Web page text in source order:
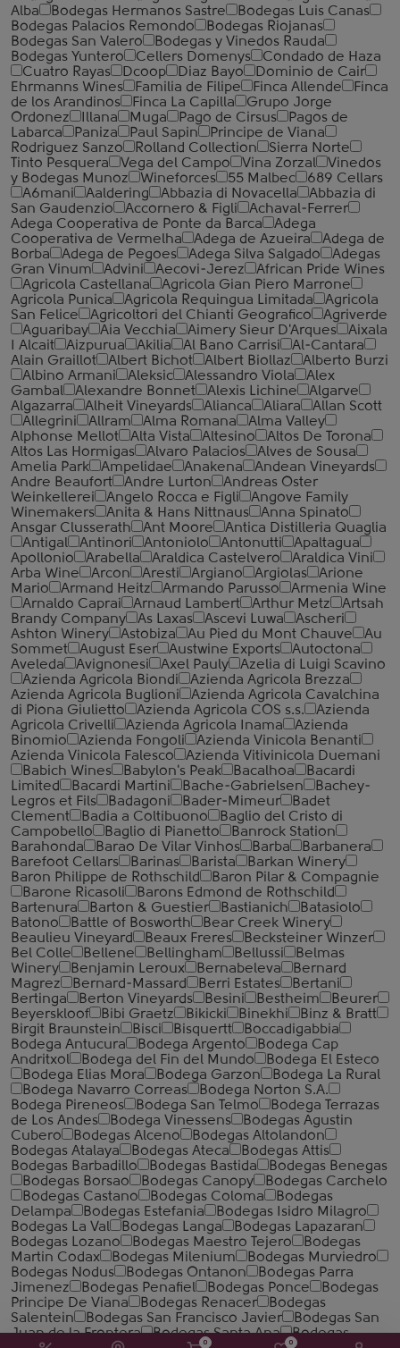
0 0
Alba
Bodegas Hermanos Sastre
Bodegas Luis Canas
Bodegas Palacios Remondo
Bodegas Riojanas
Bodegas San Valero
Bodegas y Vinedos Rauda
Bodegas Yuntero
Cellers Domenys
Condado de Haza
Cuatro Rayas
Dcoop Diaz Bayo
Dominio de Cair
Ehrmanns Wines
Familia de Filipe Finca Allende
Finca
de los Arandinos
Finca La Capilla
Grupo Jorge
Ordonez
Illana Muga Pago de Cirsus
Pagos de
Labarca
Paniza Paul Sapin
Principe de Viana
Rodriguez Sanzo
Rolland Collection
Sierra Norte
Tinto Pesquera
Vega del Campo Vina Zorzal
Vinedos
y Bodegas Munoz
Wineforces 55 Malbec
689 Cellars
A6mani
Aaldering Abbazia di Novacella
Abbazia di
San Gaudenzio
Accornero & Figli
Achaval-Ferrer
Adega Cooperativa de Ponte da Barca
Adega
Cooperativa de Vermelha
Adega de Azueira
Adega de
Borba
Adega de Pegoes Adega Silva Salgado
Adegas
Gran Vinum
Advini Aecovi-Jerez
African Pride Wines
Agricola Castellana
Agricola Gian Piero Marrone
Agricola Punica
Agricola Requingua Limitada
Agricola
San Felice
Agricoltori del Chianti Geografico
Agriverde
Aguaribay
Aia Vecchia Aimery Sieur D'Arques
Aixala
I Alcait
Aizpurua Akilia Al Bano Carrisi
Al-Cantara
Alain Graillot
Albert Bichot Albert Biollaz
Alberto Burzi
Albino Armani
Aleksic Alessandro Viola
Alex
Gambal
Alexandre Bonnet Alexis Lichine
Algarve
Algazarra
Alheit Vineyards Alianca Aliara
Allan Scott
Allegrini
Allram Alma Romana
Alma Valley
Alphonse Mellot
Alta Vista Altesino
Altos De Torona
Altos Las Hormigas
Alvaro Palacios
Alves de Sousa
Amelia Park
Ampelidae Anakena
Andean Vineyards
Andre Beaufort
Andre Lurton
Andreas Oster
Weinkellerei
Angelo Rocca е Figli
Angove Family
Winemakers
Anita & Hans Nittnaus
Anna Spinato
Ansgar Clusserath
Ant Moore
Antica Distilleria Quaglia
Antigal
Antinori Antoniolo Antonutti
Apaltagua
Apollonio
Arabella Araldica Castelvero
Araldica Vini
Arba Wine
Arcon Aresti Argiano Argiolas
Arione
Mario
Armand Heitz Armando Parusso
Armenia Wine
Arnaldo Caprai
Arnaud Lambert Arthur Metz
Artsah
Brandy Company
As Laxas Ascevi Luwa
Ascheri
Ashton Winery
Astobiza Au Pied du Mont Chauve
Au
Sommet
August Eser Austwine Exports
Autoctona
Aveleda
Avignonesi Axel Pauly
Azelia di Luigi Scavino
Azienda Agricola Biondi
Azienda Agricola Brezza
Azienda Agricola Buglioni
Azienda Agricola Cavalchina
di Piona Giulietto
Azienda Agricola COS s.s.
Azienda
Agricola Crivelli
Azienda Agricola Inama
Azienda
Binomio
Azienda Fongoli
Azienda Vinicola Benanti
Azienda Vinicola Falesco
Azienda Vitivinicola Duemani
Babich Wines
Babylon's Peak Bacalhoa
Bacardi
Limited
Bacardi Martini Bache-Gabrielsen
Bachey-
Legros et Fils
Badagoni Bader-Mimeur
Badet
Clement
Badia a Coltibuono
Baglio del Cristo di
Campobello
Baglio di Pianetto
Banrock Station
Barahonda
Barao De Vilar Vinhos Barba
Barbanera
Barefoot Cellars
Barinas Barista
Barkan Winery
Baron Philippe de Rothschild
Baron Pilar & Compagnie
Barone Ricasoli
Barons Edmond de Rothschild
Bartenura
Barton & Guestier Bastianich
Batasiolo
Batono
Battle of Bosworth
Bear Creek Winery
Beaulieu Vineyard
Beaux Freres
Becksteiner Winzer
Bel Colle
Bellene Bellingham Bellussi
Belmas
Winery
Benjamin Leroux Bernabeleva
Bernard
Magrez
Bernard-Massard Berri Estates
Bertani
Bertinga
Berton Vineyards Besini Bestheim
Beurer
Beyerskloof
Bibi Graetz Bikicki Binekhi
Binz & Bratt
Birgit Braunstein
Bisci Bisquertt
Boccadigabbia
Bodega Antucura
Bodega Argento
Bodega Cap
Andritxol
Bodega del Fin del Mundo
Bodega El Esteco
Bodega Elias Mora
Bodega Garzon
Bodega La Rural
Bodega Navarro Correas
Bodega Norton S.A.
Bodega Pireneos
Bodega San Telmo
Bodega Terrazas
de Los Andes
Bodega Vinessens
Bodegas Agustin
Cubero
Bodegas Alceno
Bodegas Altolandon
Bodegas Atalaya
Bodegas Ateca
Bodegas Attis
Bodegas Barbadillo
Bodegas Bastida
Bodegas Benegas
Bodegas Borsao
Bodegas Canopy
Bodegas Carchelo
Bodegas Castano
Bodegas Coloma
Bodegas
Delampa
Bodegas Estefania
Bodegas Isidro Milagro
Bodegas La Val
Bodegas Langa
Bodegas Lapazaran
Bodegas Lozano
Bodegas Maestro Tejero
Bodegas
Martin Codax
Bodegas Milenium
Bodegas Murviedro
Bodegas Nodus
Bodegas Ontanon
Bodegas Parra
Jimenez
Bodegas Penafiel Bodegas Ponce
Bodegas
Principe De Viana
Bodegas Renacer
Bodegas
Salentein
Bodegas San Francisco Javier
Bodegas San
Juan de la Frontera
Bodegas Santa Ana
Bodegas